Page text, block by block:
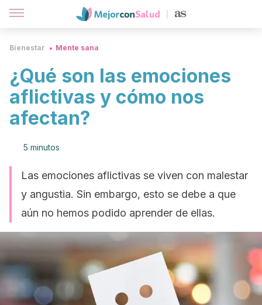
Bienestar Mente sana
¿Qué son las emociones
aflictivas y cómo nos
afectan?
5 minutos
Las emociones aflictivas se viven con malestar
y angustia. Sin embargo, esto se debe a que
aún no hemos podido aprender de ellas.